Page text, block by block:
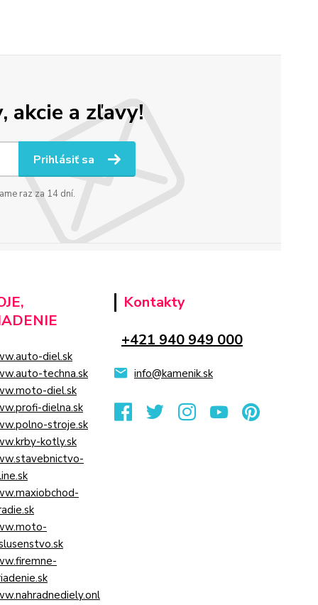
akcie a zľavy!
Prihlásiť sa
raz za 14 dní.
diel.sk
techna.sk
diel.sk
dielna.sk
stroje.sk
kotly.sk
Kontakty
+421 940 949 000
info@kamenik.sk